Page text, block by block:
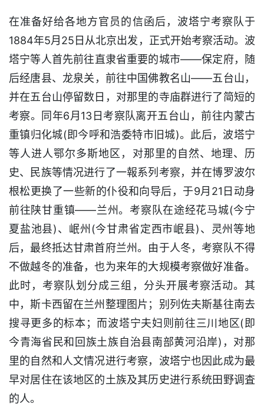
在准备好给各地方官员的信函后，波塔宁考察队于
1884年5月25日从北京出发，正式开始考察活动。波
塔宁等人首先前往直隶省重要的城市——保定府，随
后经唐县、龙泉关，前往中国佛教名山——五台山，
并在五台山停留数日，对那里的寺庙群进行了简短的
考察。同年6月13日考察队离开五台山，前往内蒙古
重镇归化城(即今呼和浩委特市旧城)。此后，波塔宁
等人进人鄂尔多斯地区，对那里的自然、地理、历
史、民族等情况进行了一報系列考察，并在博罗波尔
根松更换了一些新的仆役和向导后，于9月21日动身
前往陕甘重镇——兰州。考察队在途经花马城(今宁
夏盐池县)、岷州(今甘肃省定西市岷县)、灵州等地
后，最终抵达甘肃首府兰州。由于人冬，考察队不得
不做越冬的准备，也为来年的大规模考察做好准备。
此时，考察队划分成三组，分头开展考察活动。其
中，斯卡西留在兰州整理图片；别列佐夫斯基往南去
搜寻更多的标本；而波塔宁夫妇则前往三川地区(即
今青海省民和回族土族自治县南部黄河沿岸)，对那
里的自然和人文情况进行考察，波塔宁也因此成为最
早对居住在该地区的土族及其历史进行系统田野调査
的人。